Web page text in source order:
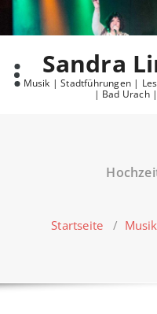
content
Sandra
Musik | Stadtführungen |
| Bad Urach
Startseite / Musik